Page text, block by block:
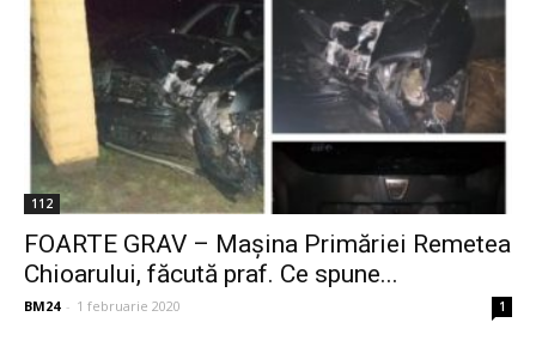
112
FOARTE GRAV – Mașina Primăriei Remetea
Chioarului, făcută praf. Ce spune...
BM24 - 1 februarie 2020 1